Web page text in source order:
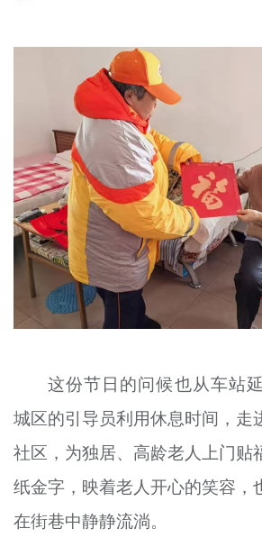
这份节日的问候也从车站
城区的引导员利用休息时间，走
社区，为独居、高龄老人上门贴
纸金字，映着老人开心的笑容，
在街巷中静静流淌。